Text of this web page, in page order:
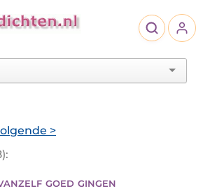
>
goed gingen